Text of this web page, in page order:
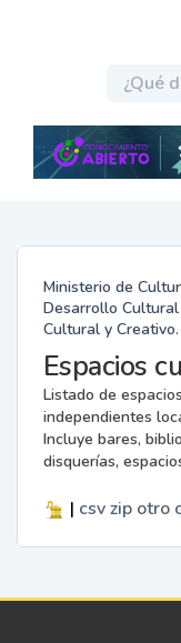
Ministerio de
Desarrollo
Cultural y Creativo.
Espacios
Listado de
independientes
Incluye bares,
disquerías,
| csv zip otro